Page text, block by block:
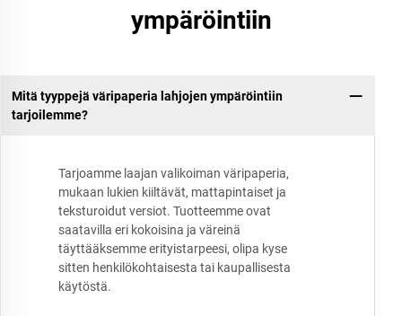
ympäröintiin
Mitä tyyppejä väripaperia lahjojen ympäröintiin
tarjoilemme?
Tarjoamme laajan valikoiman väripaperia,
mukaan lukien kiiltävät, mattapintaiset ja
teksturoidut versiot. Tuotteemme ovat
saatavilla eri kokoisina ja väreinä
täyttääksemme erityistarpeesi, olipa kyse
sitten henkilökohtaisesta tai kaupallisesta
käytöstä.